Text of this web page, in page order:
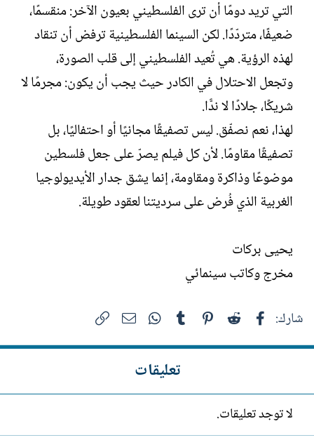
التي تريد دومًا أن ترى الفلسطيني بعيون الآخر: منقسمًا،
ضعيفًا، متردّدًا. لكن السينما الفلسطينية ترفض أن تنقاد
لهذه الرؤية. هي تُعيد الفلسطيني إلى قلب الصورة،
وتجعل الاحتلال في الكادر حيث يجب أن يكون: مجرمًا لا
شريكًا، جلادًا لا ندًّا.
لهذا، نعم نصفّق. ليس تصفيقًا مجانيًا أو احتفاليًا، بل
تصفيقًا مقاومًا. لأن كل فيلم يصرّ على جعل فلسطين
موضوعًا وذاكرة ومقاومة، إنما يشق جدار الأيديولوجيا
الغربية الذي فُرض على سرديتنا لعقود طويلة.
يحيى بركات
مخرج وكاتب سينمائي
شارك: فيسبوك Reddit
Pinterest
Tumblr
WhatsAppالبريد الإلكتروني
تعليقات
لا توجد تعليقات.